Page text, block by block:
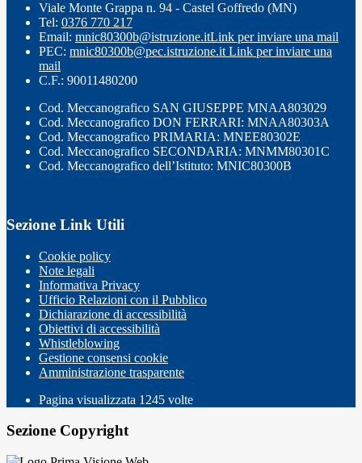
Viale Monte Grappa n. 94 - Castel Goffredo (MN)
Tel: 0376 770 217
Email: mnic80300b@istruzione.itLink per inviare una mail
PEC: mnic80300b@pec.istruzione.it Link per inviare una
mail
C.F.: 90011480200
Cod. Meccanografico SAN GIUSEPPE MNAA803029
Cod. Meccanografico DON FERRARI: MNAA80303A
Cod. Meccanografico PRIMARIA: MNEE80302E
Cod. Meccanografico SECONDARIA: MNMM80301C
Cod. Meccanografico dell’Istituto: MNIC80300B
Sezione Link Utili
Cookie policy
Note legali
Informativa Privacy
Ufficio Relazioni con il Pubblico
Dichiarazione di accessibilità
Obiettivi di accessibilità
Whistleblowing
Gestione consensi cookie
Amministrazione trasparente
Pagina visualizzata 1245 volte
Sezione Copyright